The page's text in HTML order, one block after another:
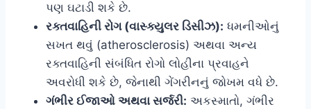
પણ ઘટાડી શકે છે.
રક્તવાહિની રોગ (વાસ્ક્યુલર ડિસીઝ): ધમનીઓનું
સખત થવું (atherosclerosis) અથવા અન્ય
રક્તવાહિની સંબંધિત રોગો લોહીના પ્રવાહને
અવરોધી શકે છે, જેનાથી ગેંગરીનનું જોખમ વધે છે.
ગંભીર ઈજાઓ અથવા સર્જરી: અકસ્માતો, ગંભીર